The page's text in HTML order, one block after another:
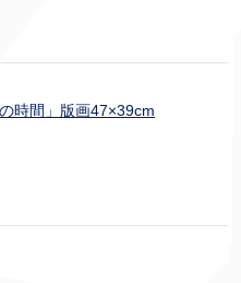
時間」版画47×39cm